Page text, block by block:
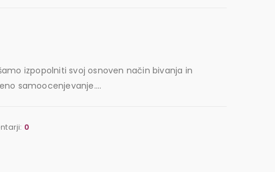
izpopolniti svoj osnoven način bivanja in
samoocenjevanje....
0